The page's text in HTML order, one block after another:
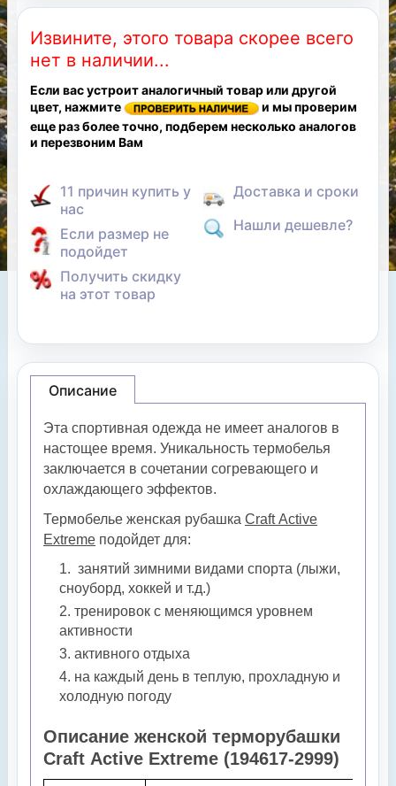
Извините, этого товара скорее всего
нет в наличии...
Если вас устроит аналогичный товар или другой
цвет, нажмите
и мы проверим
еще раз более точно, подберем несколько аналогов
и перезвоним Вам
11 причин купить у
нас
Если размер не
подойдет
Получить скидку
на этот товар
Доставка и сроки
Нашли дешевле?
Описание
Эта спортивная одежда не имеет аналогов в
настощее время. Уникальность термобелья
заключается в сочетании согревающего и
охлаждающего эффектов.
Термобелье женская рубашка Craft Active
Extreme подойдет для:
занятий зимними видами спорта (лыжи,
сноуборд, хоккей и т.д.)
тренировок с меняющимся уровнем
активности
активного отдыха
на каждый день в теплую, прохладную и
холодную погоду
Описание женской терморубашки
Craft Active Extreme (194617-2999)